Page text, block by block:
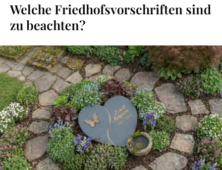
Welche Friedhofsvorschriften sind
zu beachten?